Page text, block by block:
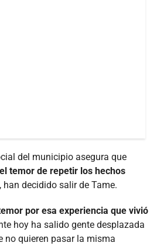
del municipio asegura que
temor de repetir los hechos
, han decidido salir de Tame.
por esa experiencia que vivió
hoy ha salido gente desplazada
no quieren pasar la misma